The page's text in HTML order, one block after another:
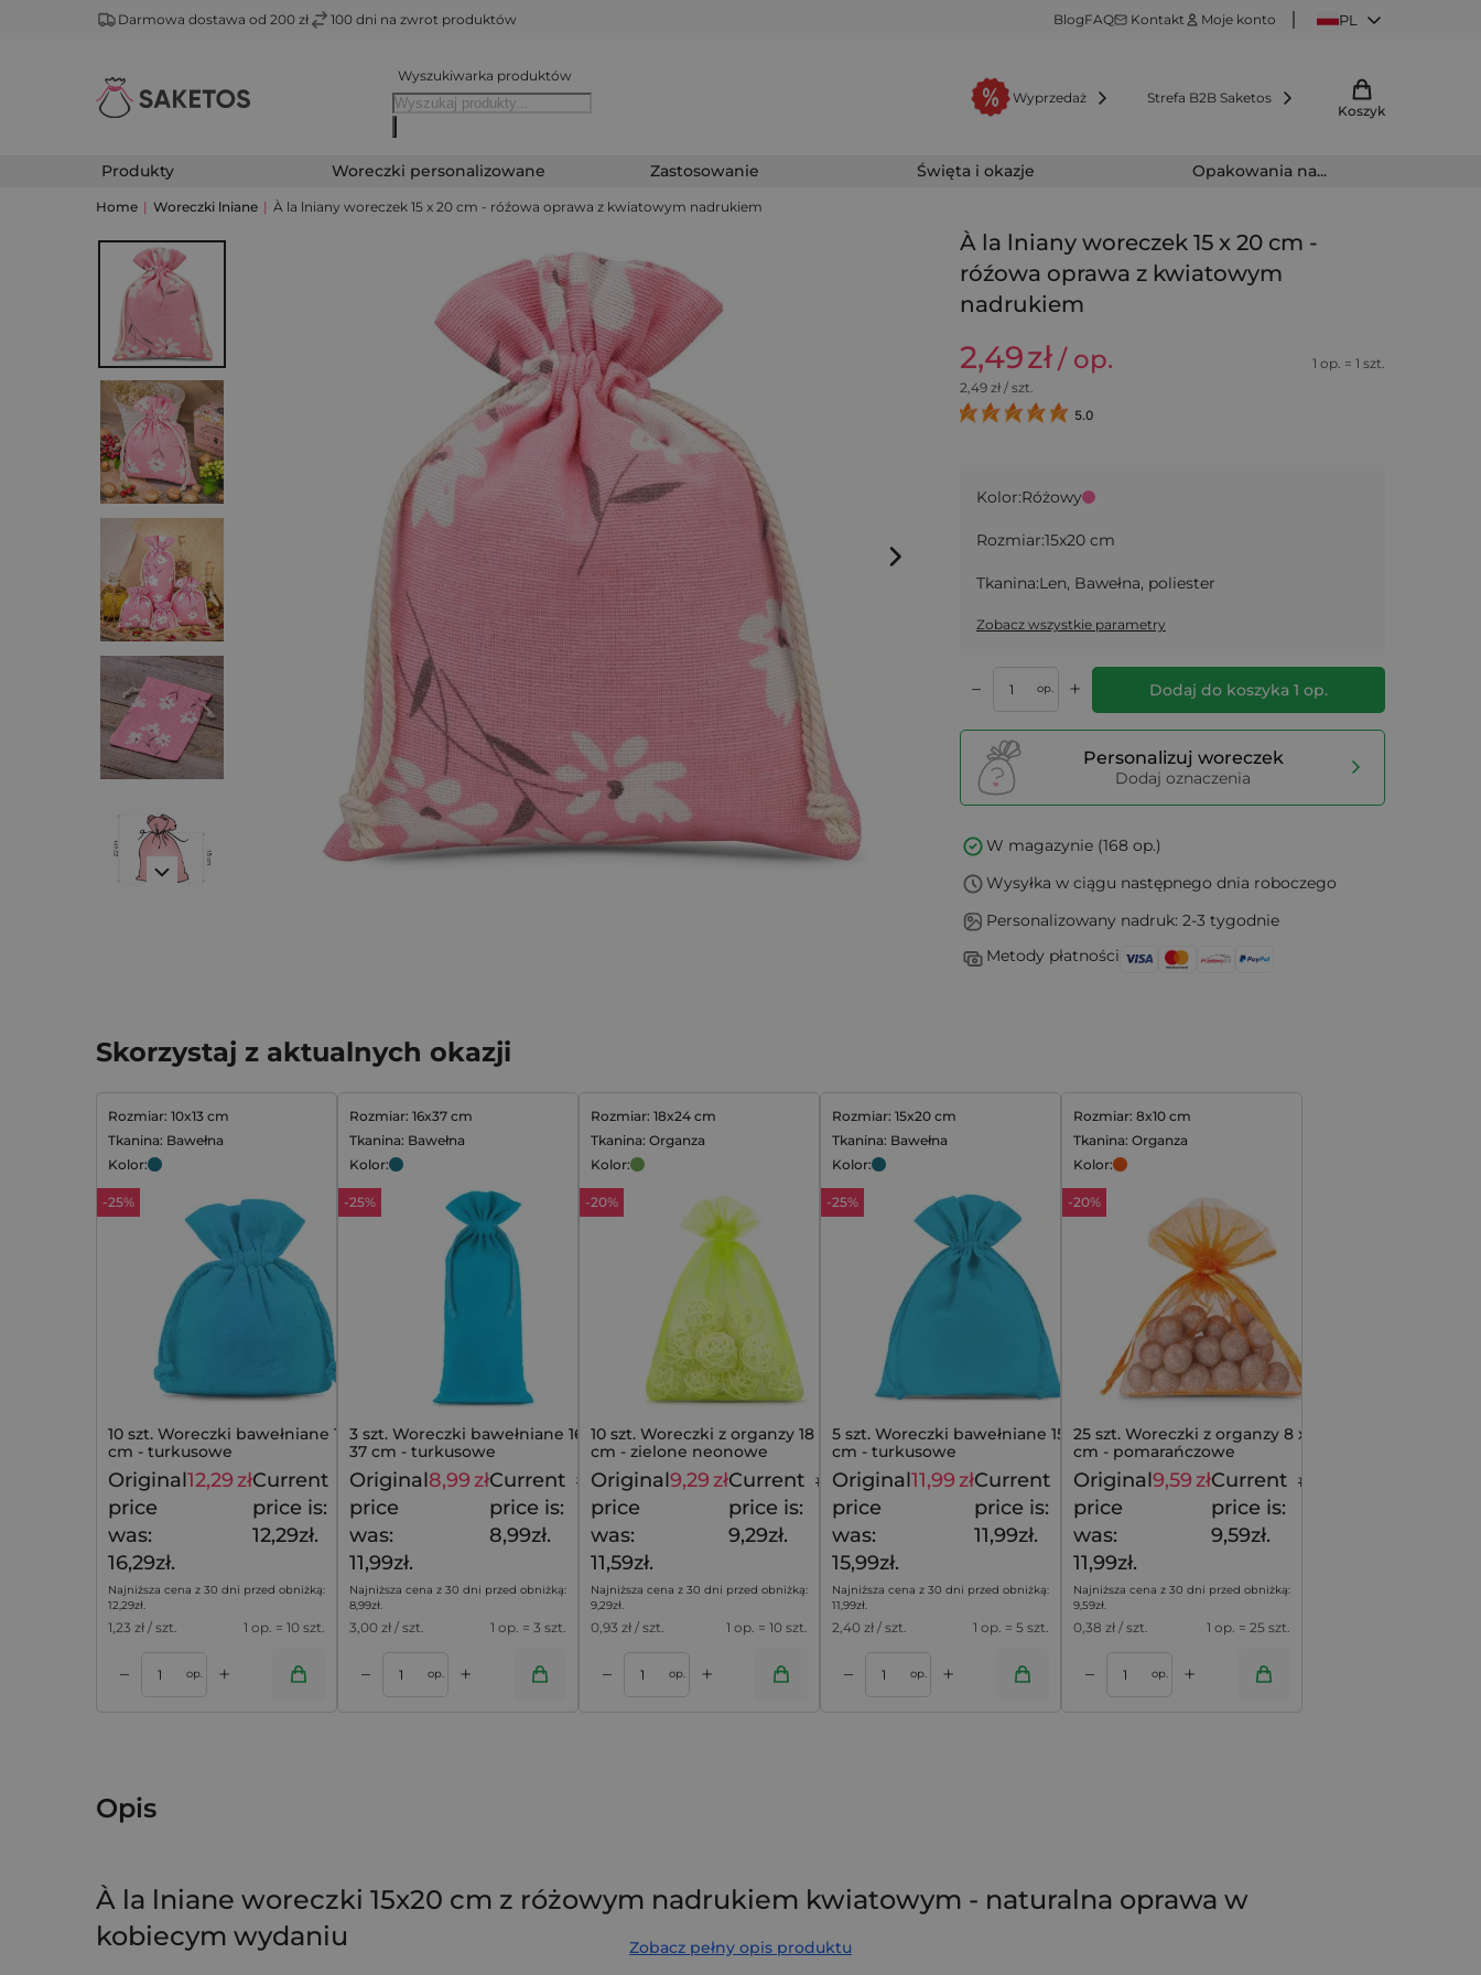
Darmowa dostawa od 200 zł 100 dni na zwrot produktów BlogFAQ Kontakt Moje konto PL
Wyszukiwarka produktów
Wyprzedaż
Strefa B2B Saketos
Koszyk
Produkty Woreczki personalizowane Zastosowanie Święta i okazje Opakowania na...
Home | Woreczki lniane | À la lniany woreczek 15 x 20 cm - róźowa oprawa z kwiatowym nadrukiem
À la lniany woreczek 15 x 20 cm -
róźowa oprawa z kwiatowym
nadrukiem
2,49zł/ op.
1 op. = 1 szt.
2,49zł / szt.
5.0
Kolor:Różowy
Rozmiar:15x20 cm
Tkanina:Len, Bawełna, poliester
Zobacz wszystkie parametry
– op. + Dodaj do koszyka 1 op.
Personalizuj woreczek
Dodaj oznaczenia
W magazynie (168 op.)
Wysyłka w ciągu następnego dnia roboczego
Personalizowany nadruk: 2-3 tygodnie
Metody płatności
Skorzystaj z aktualnych okazji
Rozmiar: 10x13 cm
Tkanina: Bawełna
Kolor:
-25%
10 szt. Woreczki bawełniane 10 x 13
cm - turkusowe
16,29 zł
Original
price
was:
16,29zł.
12,29złCurrent
price is:
12,29zł.
Najniższa cena z 30 dni przed obniżką:
12,29zł.
1,23 zł / szt. 1 op. = 10 szt.
– op. +
Rozmiar: 16x37 cm
Tkanina: Bawełna
Kolor:
-25%
3 szt. Woreczki bawełniane 16 x
37 cm - turkusowe
11,99 zł
Original
price
was:
11,99zł.
8,99złCurrent
price is:
8,99zł.
Najniższa cena z 30 dni przed obniżką:
8,99zł.
3,00 zł / szt. 1 op. = 3 szt.
– op. +
Rozmiar: 18x24 cm
Tkanina: Organza
Kolor:
-20%
10 szt. Woreczki z organzy 18 x 24
cm - zielone neonowe
11,59 zł
Original
price
was:
11,59zł.
9,29złCurrent
price is:
9,29zł.
Najniższa cena z 30 dni przed obniżką:
9,29zł.
0,93 zł / szt. 1 op. = 10 szt.
– op. +
Dodaj do koszyka
Rozmiar: 15x20 cm
Tkanina: Bawełna
Kolor:
-25%
5 szt. Woreczki bawełniane 15 x 20
cm - turkusowe
15,99 zł
Original
price
was:
15,99zł.
11,99złCurrent
price is:
11,99zł.
Najniższa cena z 30 dni przed obniżką:
11,99zł.
2,40 zł / szt. 1 op. = 5 szt.
– op. +
Dodaj do koszyka
Rozmiar: 8x10 cm
Tkanina: Organza
Kolor:
-20%
25 szt. Woreczki z organzy 8 x 10
cm - pomarańczowe
11,99
Original
price
was:
11,99zł.
9,59złCurrent
price is:
9,59zł.
Najniższa cena z 30 dni przed obniżką:
9,59zł.
0,38 zł / szt. 1 op. = 25 szt.
– op. +
Dodaj do koszyka
Opis
À la lniane woreczki 15x20 cm z różowym nadrukiem kwiatowym - naturalna oprawa w
kobiecym wydaniu
Zobacz pełny opis produktu